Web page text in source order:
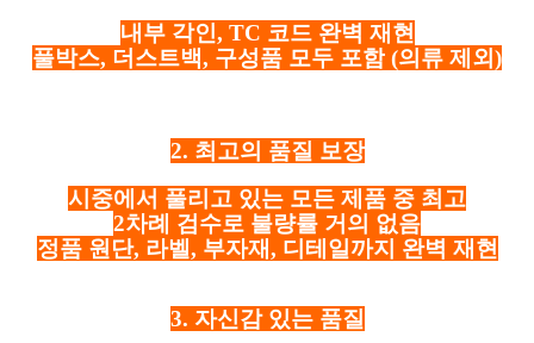
내부 각인, TC 코드 완벽 재현
풀박스, 더스트백, 구성품 모두 포함 (의류 제외)
2. 최고의 품질 보장
시중에서 풀리고 있는 모든 제품 중 최고
2차례 검수로 불량률 거의 없음
정품 원단, 라벨, 부자재, 디테일까지 완벽 재현
3. 자신감 있는 품질